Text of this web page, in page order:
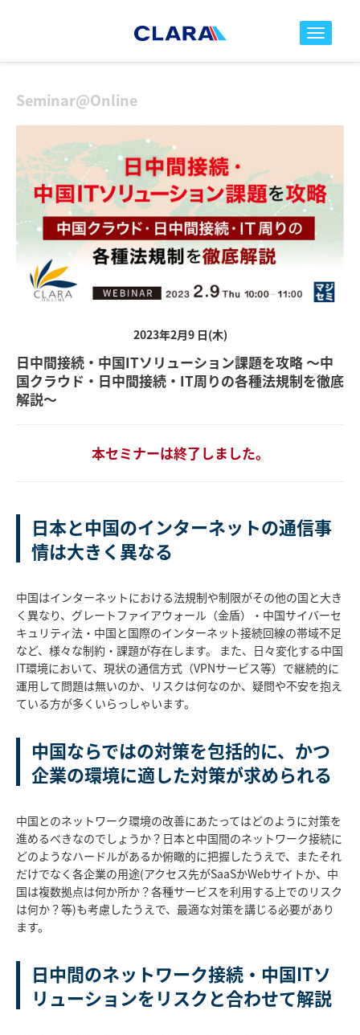
toggle
Seminar@Online
2023年2月9 日(木)
日中間接続・中国ITソリューション課題を攻略 ～中
国クラウド・日中間接続・IT周りの各種法規制を徹底
解説～
本セミナーは終了しました。
日本と中国のインターネットの通信事
情は大きく異なる
中国はインターネットにおける法規制や制限がその他の国と大き
く異なり、グレートファイアウォール（金盾）・中国サイバーセ
キュリティ法・中国と国際のインターネット接続回線の帯域不足
など、様々な制約・課題が存在します。 また、日々変化する中国
IT環境において、現状の通信方式（VPNサービス等）で継続的に
運用して問題は無いのか、リスクは何なのか、疑問や不安を抱え
ている方が多くいらっしゃいます。
中国ならではの対策を包括的に、かつ
企業の環境に適した対策が求められる
中国とのネットワーク環境の改善にあたってはどのように対策を
進めるべきなのでしょうか？日本と中国間のネットワーク接続に
どのようなハードルがあるか俯瞰的に把握したうえで、またそれ
だけでなく各企業の用途(アクセス先がSaaSかWebサイトか、中
国は複数拠点は何か所か？各種サービスを利用する上でのリスク
は何か？等)も考慮したうえで、最適な対策を講じる必要があり
ます。
日中間のネットワーク接続・中国ITソ
リューションをリスクと合わせて解説